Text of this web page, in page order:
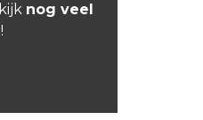
nog veel